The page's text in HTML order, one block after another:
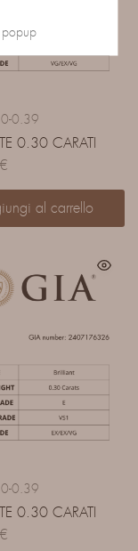
0.39
0.30 CARATI
€
al carrello
0.39
0.30 CARATI
€
popup